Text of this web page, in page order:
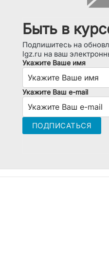
Быть в
Подпишитесь на
lgz.ru на ваш
Укажите Ваше имя
Укажите Ваш e-mail